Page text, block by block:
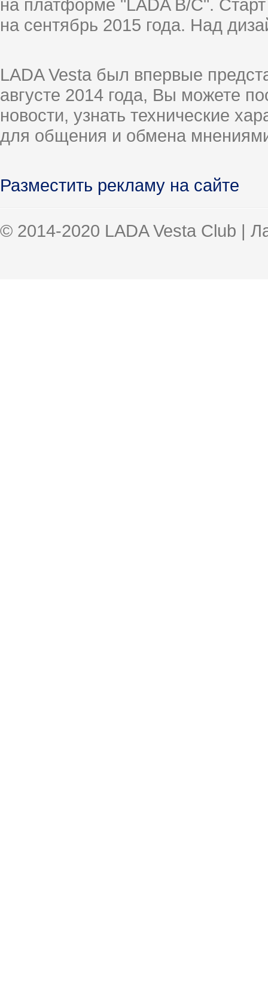
на платформе "LADA B/C".
на сентябрь 2015 года. Над
LADA Vesta был впервые
августе 2014 года, Вы можете
новости, узнать технические
для общения и обмена
Разместить рекламу на сайте
© 2014-2020 LADA Vesta Club |